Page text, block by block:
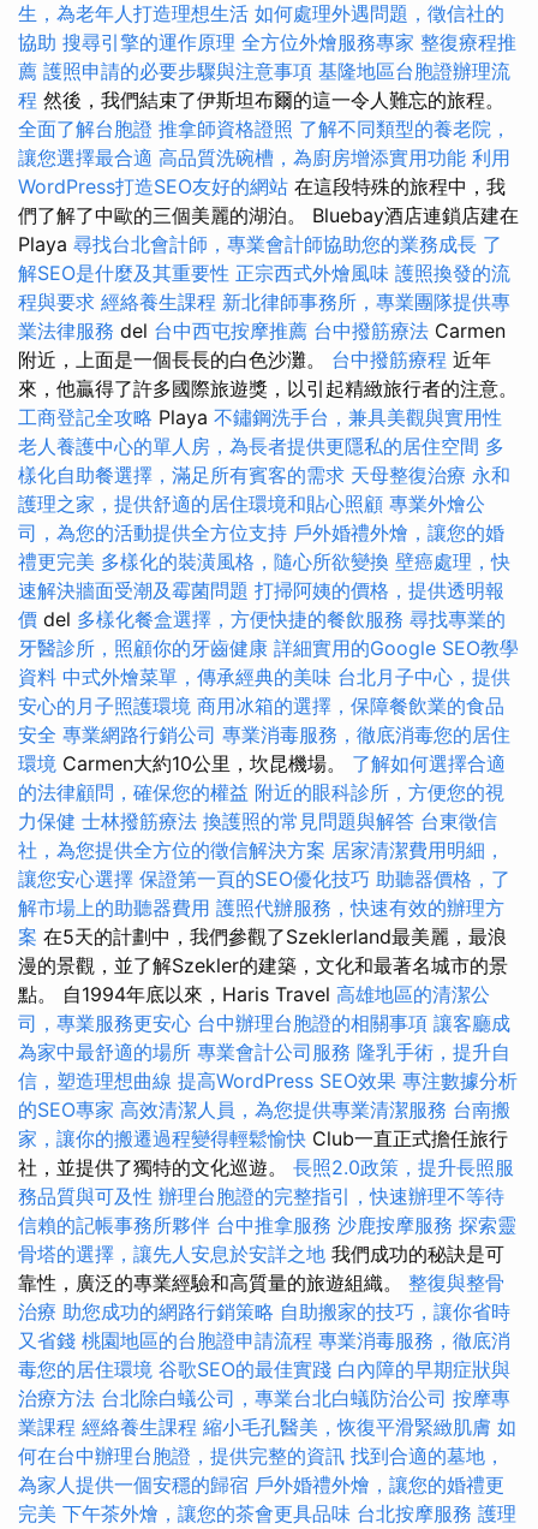
生，為老年人打造理想生活 如何處理外遇問題，徵信社的
協助 搜尋引擎的運作原理 全方位外燴服務專家 整復療程推
薦 護照申請的必要步驟與注意事項 基隆地區台胞證辦理流
程 然後，我們結束了伊斯坦布爾的這一令人難忘的旅程。
全面了解台胞證 推拿師資格證照 了解不同類型的養老院，
讓您選擇最合適 高品質洗碗槽，為廚房增添實用功能 利用
WordPress打造SEO友好的網站 在這段特殊的旅程中，我
們了解了中歐的三個美麗的湖泊。 Bluebay酒店連鎖店建在
Playa 尋找台北會計師，專業會計師協助您的業務成長 了
解SEO是什麼及其重要性 正宗西式外燴風味 護照換發的流
程與要求 經絡養生課程 新北律師事務所，專業團隊提供專
業法律服務 del 台中西屯按摩推薦 台中撥筋療法 Carmen
附近，上面是一個長長的白色沙灘。 台中撥筋療程 近年
來，他贏得了許多國際旅遊獎，以引起精緻旅行者的注意。
工商登記全攻略 Playa 不鏽鋼洗手台，兼具美觀與實用性
老人養護中心的單人房，為長者提供更隱私的居住空間 多
樣化自助餐選擇，滿足所有賓客的需求 天母整復治療 永和
護理之家，提供舒適的居住環境和貼心照顧 專業外燴公
司，為您的活動提供全方位支持 戶外婚禮外燴，讓您的婚
禮更完美 多樣化的裝潢風格，隨心所欲變換 壁癌處理，快
速解決牆面受潮及霉菌問題 打掃阿姨的價格，提供透明報
價 del 多樣化餐盒選擇，方便快捷的餐飲服務 尋找專業的
牙醫診所，照顧你的牙齒健康 詳細實用的Google SEO教學
資料 中式外燴菜單，傳承經典的美味 台北月子中心，提供
安心的月子照護環境 商用冰箱的選擇，保障餐飲業的食品
安全 專業網路行銷公司 專業消毒服務，徹底消毒您的居住
環境 Carmen大約10公里，坎昆機場。 了解如何選擇合適
的法律顧問，確保您的權益 附近的眼科診所，方便您的視
力保健 士林撥筋療法 換護照的常見問題與解答 台東徵信
社，為您提供全方位的徵信解決方案 居家清潔費用明細，
讓您安心選擇 保證第一頁的SEO優化技巧 助聽器價格，了
解市場上的助聽器費用 護照代辦服務，快速有效的辦理方
案 在5天的計劃中，我們參觀了Szeklerland最美麗，最浪
漫的景觀，並了解Szekler的建築，文化和最著名城市的景
點。 自1994年底以來，Haris Travel 高雄地區的清潔公
司，專業服務更安心 台中辦理台胞證的相關事項 讓客廳成
為家中最舒適的場所 專業會計公司服務 隆乳手術，提升自
信，塑造理想曲線 提高WordPress SEO效果 專注數據分析
的SEO專家 高效清潔人員，為您提供專業清潔服務 台南搬
家，讓你的搬遷過程變得輕鬆愉快 Club一直正式擔任旅行
社，並提供了獨特的文化巡遊。 長照2.0政策，提升長照服
務品質與可及性 辦理台胞證的完整指引，快速辦理不等待
信賴的記帳事務所夥伴 台中推拿服務 沙鹿按摩服務 探索靈
骨塔的選擇，讓先人安息於安詳之地 我們成功的秘訣是可
靠性，廣泛的專業經驗和高質量的旅遊組織。 整復與整骨
治療 助您成功的網路行銷策略 自助搬家的技巧，讓你省時
又省錢 桃園地區的台胞證申請流程 專業消毒服務，徹底消
毒您的居住環境 谷歌SEO的最佳實踐 白內障的早期症狀與
治療方法 台北除白蟻公司，專業台北白蟻防治公司 按摩專
業課程 經絡養生課程 縮小毛孔醫美，恢復平滑緊緻肌膚 如
何在台中辦理台胞證，提供完整的資訊 找到合適的墓地，
為家人提供一個安穩的歸宿 戶外婚禮外燴，讓您的婚禮更
完美 下午茶外燴，讓您的茶會更具品味 台北按摩服務 護理